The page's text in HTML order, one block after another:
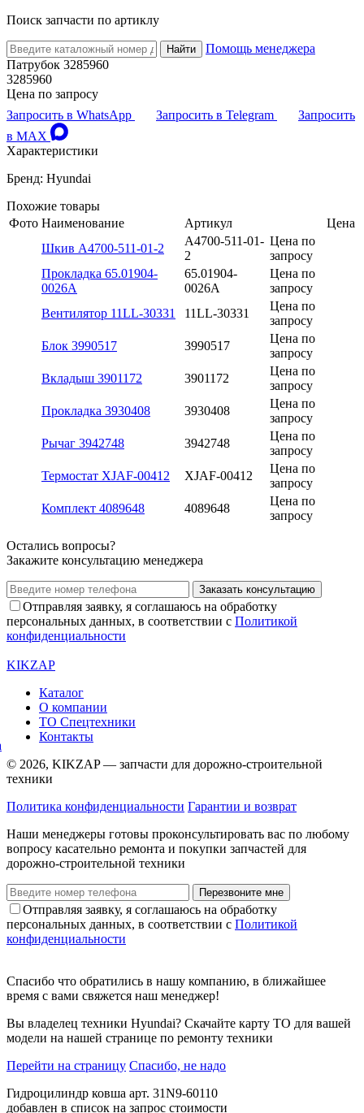
Поиск запчасти по артиклу
Найти
Помощь менеджера
Патрубок 3285960
3285960
Цена по запросу
Запросить в WhatsApp
Запросить в Telegram
Запросить
в MAX
Характеристики
Бренд: Hyundai
Похожие товары
Фото Наименование Артикул
Цена
Шкив A4700-511-01-2
A4700-511-01-
2
Цена по
запросу
Прокладка 65.01904-
0026A
65.01904-
0026A
Цена по
запросу
Вентилятор 11LL-30331
11LL-30331
Цена по
запросу
Блок 3990517
3990517
Цена по
запросу
Вкладыш 3901172
3901172
Цена по
запросу
Прокладка 3930408
3930408
Цена по
запросу
Рычаг 3942748
3942748
Цена по
запросу
Термостат XJAF-00412
XJAF-00412
Цена по
запросу
Комплект 4089648
4089648
Цена по
запросу
Остались вопросы?
Закажите консультацию менеджера
Заказать консультацию
Отправляя заявку, я соглашаюсь на обработку
персональных данных, в соответствии с Политикой
конфиденциальности
KIKZAP
Каталог
О компании
ТО Спецтехники
Контакты
© 2026, KIKZAP — запчасти для дорожно-строительной
техники
Политика конфиденциальности Гарантии и возврат
Наши менеджеры готовы проконсультировать вас по любому
вопросу касательно ремонта и покупки запчастей для
дорожно-строительной техники
Перезвоните мне
Отправляя заявку, я соглашаюсь на обработку
персональных данных, в соответствии с Политикой
конфиденциальности
Спасибо что обратились в нашу компанию, в ближайшее
время с вами свяжется наш менеджер!
Вы владелец техники Hyundai? Скачайте карту ТО для вашей
модели на нашей странице по ремонту техники
Перейти на страницу Спасибо, не надо
Гидроцилиндр ковша арт. 31N9-60110
добавлен в список на запрос стоимости